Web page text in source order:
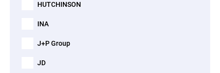
HUTCHINSON
INA
J+P Group
JD